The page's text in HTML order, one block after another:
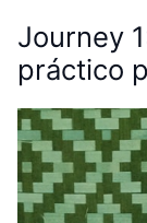
Journey
práctico